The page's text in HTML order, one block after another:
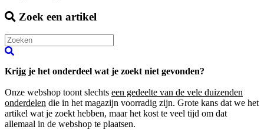
Zoek een artikel
Krijg je het onderdeel wat je zoekt niet gevonden?
Onze webshop toont slechts een gedeelte van de vele duizenden
onderdelen die in het magazijn voorradig zijn. Grote kans dat we het
artikel wat je zoekt hebben, maar het kost te veel tijd om dat
allemaal in de webshop te plaatsen.